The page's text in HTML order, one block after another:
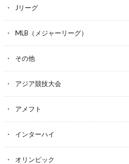
Jリーグ
MLB（メジャーリーグ）
その他
アジア競技大会
アメフト
インターハイ
オリンピック